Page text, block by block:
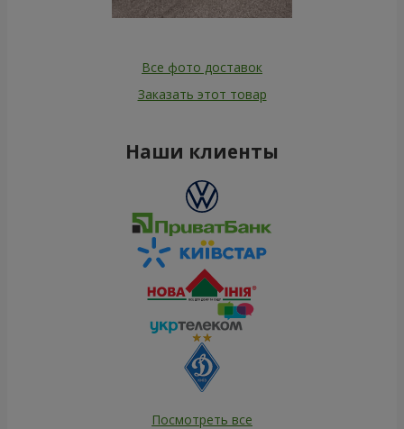
Все фото доставок
Заказать этот товар
Наши клиенты
Посмотреть все